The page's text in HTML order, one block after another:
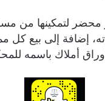
محضر لتمكينها من
إضافة إلى بيع
أوراق أملاك باسمه